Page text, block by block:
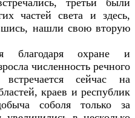
частей света и здесь,
нашли свою вторую
благодаря охране и
численность речного
сейчас на
краев и республик
соболя только за